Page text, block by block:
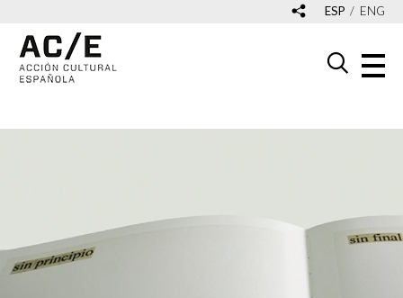
ESP ENG